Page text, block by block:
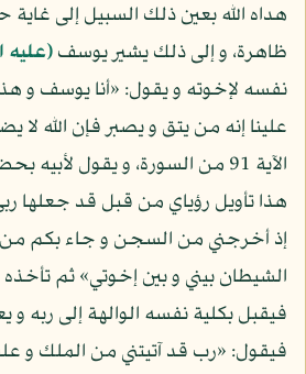
هداه الله بعين ذلك السبيل إلى
ظاهرة، و إلى ذلك يشير يوسف(عليه
نفسه لإخوته و يقول: «أنا يوسف و
علينا إنه من يتق و يصبر فإن الله
الآية 91 من السورة، و يقول
هذا تأويل رؤياي من قبل قد جعلها
إذ أخرجني من السجن و جاء بكم من
الشيطان بيني و بين إخوتي» ثم تأخذه
فيقبل بكلية نفسه الوالهة إلى ربه
فيقول: «رب قد آتيتني من الملك و